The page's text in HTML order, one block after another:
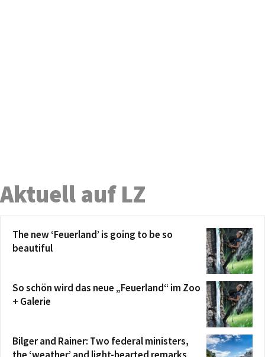
Aktuell auf LZ
The new ‘Feuerland’ is going to be so
beautiful
So schön wird das neue „Feuerland“ im Zoo
+ Galerie
Bilger and Rainer: Two federal ministers,
the ‘weather’ and light-hearted remarks